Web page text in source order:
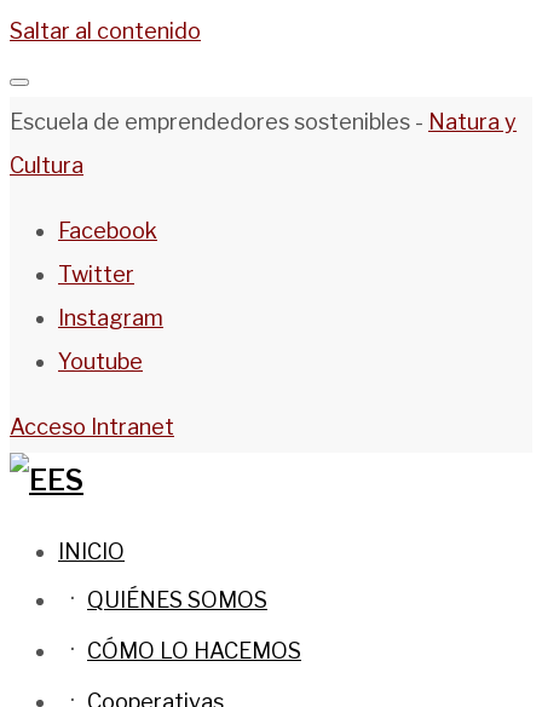
Saltar al contenido
Escuela de emprendedores sostenibles - Natura y
Cultura
Facebook
Twitter
Instagram
Youtube
Acceso Intranet
INICIO
QUIÉNES SOMOS
CÓMO LO HACEMOS
Cooperativas